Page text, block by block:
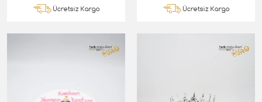
Ücretsiz Kargo Ücretsiz Kargo